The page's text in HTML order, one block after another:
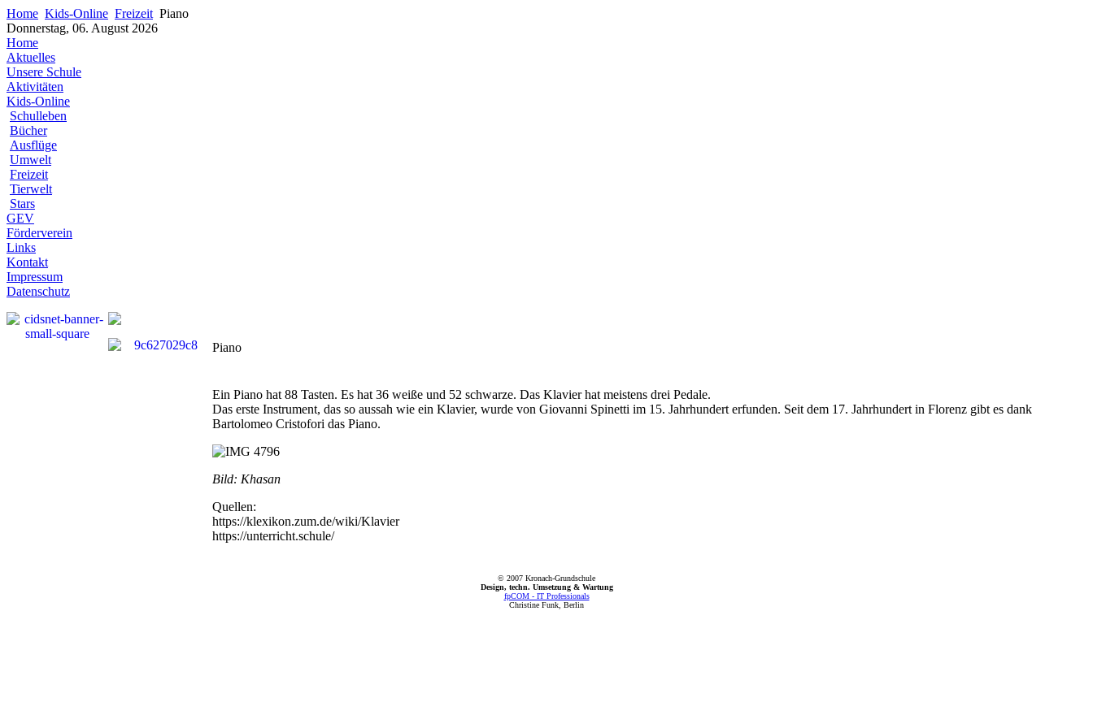
Home Kids-Online Freizeit Piano
Donnerstag, 06. August 2026
Home
Aktuelles
Unsere Schule
Aktivitäten
Kids-Online
Schulleben
Bücher
Ausflüge
Umwelt
Freizeit
Tierwelt
Stars
GEV
Förderverein
Links
Kontakt
Impressum
Datenschutz
Piano
Ein Piano hat 88 Tasten. Es hat 36 weiße und 52 schwarze. Das Klavier hat meistens drei Pedale.
Das erste Instrument, das so aussah wie ein Klavier, wurde von Giovanni Spinetti im 15. Jahrhundert erfunden. Seit dem 17. Jahrhundert in Florenz gibt es dank
Bartolomeo Cristofori das Piano.
Bild: Khasan
Quellen:
https://klexikon.zum.de/wiki/Klavier
https://unterricht.schule/
© 2007 Kronach-Grundschule
Design, techn. Umsetzung & Wartung
fpCOM - IT Professionals
Christine Funk, Berlin